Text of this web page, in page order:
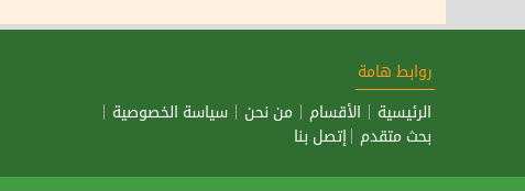
روابط هامة
الرئيسية
الأقسام من نحن
سياسة الخصوصية
بحث متقدم
إتصل بنا